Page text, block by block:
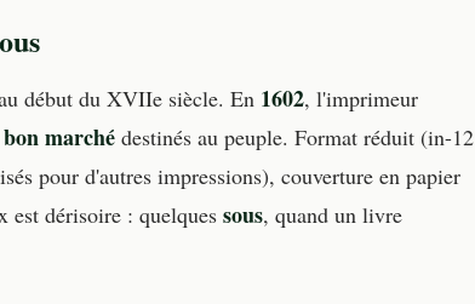
début du XVIIe siècle. En 1602, l'imprimeur
bon marché destinés au peuple. Format réduit (in-12
pour d'autres impressions), couverture en papier
est dérisoire : quelques sous, quand un livre